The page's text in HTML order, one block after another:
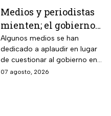
Medios y periodistas
mienten; el gobierno
controla la narrativa a
través de paleros
Algunos medios se han
dedicado a aplaudir en lugar
de cuestionar al gobierno en
medio de los nuevos
07 agosto, 2026